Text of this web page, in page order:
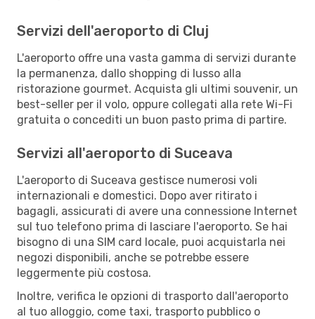
Servizi dell'aeroporto di Cluj
L'aeroporto offre una vasta gamma di servizi durante
la permanenza, dallo shopping di lusso alla
ristorazione gourmet. Acquista gli ultimi souvenir, un
best-seller per il volo, oppure collegati alla rete Wi-Fi
gratuita o concediti un buon pasto prima di partire.
Servizi all'aeroporto di Suceava
L'aeroporto di Suceava gestisce numerosi voli
internazionali e domestici. Dopo aver ritirato i
bagagli, assicurati di avere una connessione Internet
sul tuo telefono prima di lasciare l'aeroporto. Se hai
bisogno di una SIM card locale, puoi acquistarla nei
negozi disponibili, anche se potrebbe essere
leggermente più costosa.
Inoltre, verifica le opzioni di trasporto dall'aeroporto
al tuo alloggio, come taxi, trasporto pubblico o